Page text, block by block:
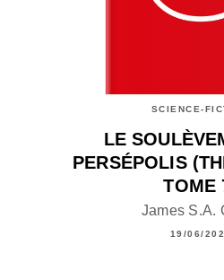
SCIENCE-
LE
PERSÉPOLIS
TOME
James S.A.
19/06/